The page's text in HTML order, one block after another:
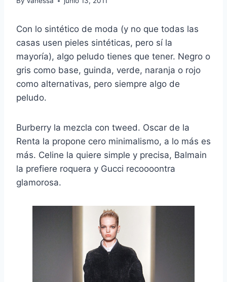
Con lo sintético de moda (y no que todas las
casas usen pieles sintéticas, pero sí la
mayoría), algo peludo tienes que tener. Negro o
gris como base, guinda, verde, naranja o rojo
como alternativas, pero siempre algo de
peludo.
Burberry la mezcla con tweed. Oscar de la
Renta la propone cero minimalismo, a lo más es
más. Celine la quiere simple y precisa, Balmain
la prefiere roquera y Gucci recoooontra
glamorosa.